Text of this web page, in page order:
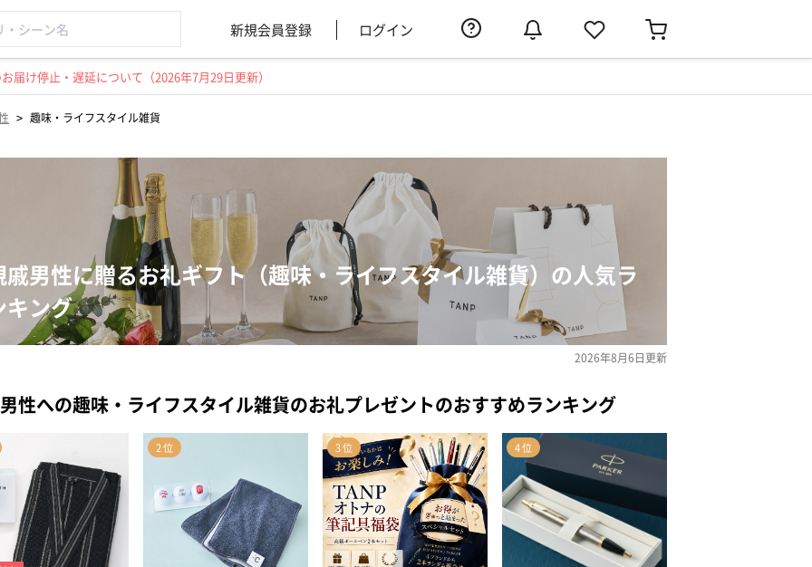
新規会員登録 ログイン
け停止・遅延について（2026年7月29日更新）
> 趣味・ライフスタイル雑貨
戚男性に贈るお礼ギフト（趣味・ライフスタイル雑貨）の人気ラ
キング
2026年8月6日更新
性への趣味・ライフスタイル雑貨のお礼プレゼントのおすすめランキング